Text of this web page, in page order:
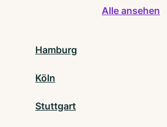
Alle ansehen
Hamburg
Köln
Stuttgart